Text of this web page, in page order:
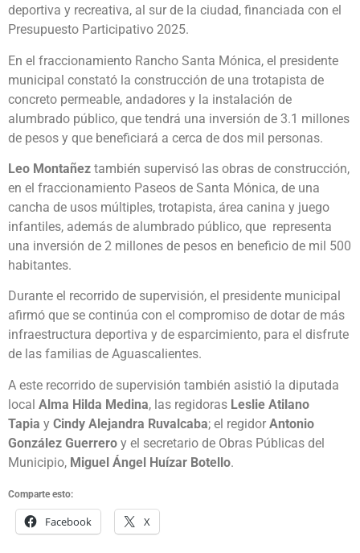
deportiva y recreativa, al sur de la ciudad, financiada con el
Presupuesto Participativo 2025.
En el fraccionamiento Rancho Santa Mónica, el presidente
municipal constató la construcción de una trotapista de
concreto permeable, andadores y la instalación de
alumbrado público, que tendrá una inversión de 3.1 millones
de pesos y que beneficiará a cerca de dos mil personas.
Leo Montañez también supervisó las obras de construcción,
en el fraccionamiento Paseos de Santa Mónica, de una
cancha de usos múltiples, trotapista, área canina y juego
infantiles, además de alumbrado público, que representa
una inversión de 2 millones de pesos en beneficio de mil 500
habitantes.
Durante el recorrido de supervisión, el presidente municipal
afirmó que se continúa con el compromiso de dotar de más
infraestructura deportiva y de esparcimiento, para el disfrute
de las familias de Aguascalientes.
A este recorrido de supervisión también asistió la diputada
local Alma Hilda Medina, las regidoras Leslie Atilano
Tapia y Cindy Alejandra Ruvalcaba; el regidor Antonio
González Guerrero y el secretario de Obras Públicas del
Municipio, Miguel Ángel Huízar Botello.
Comparte esto:
Facebook X